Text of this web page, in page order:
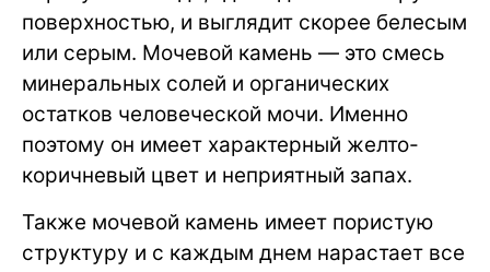
поверхностью, и выглядит скорее белесым
или серым. Мочевой камень — это смесь
минеральных солей и органических
остатков человеческой мочи. Именно
поэтому он имеет характерный желто-
коричневый цвет и неприятный запах.
Также мочевой камень имеет пористую
структуру и с каждым днем нарастает все